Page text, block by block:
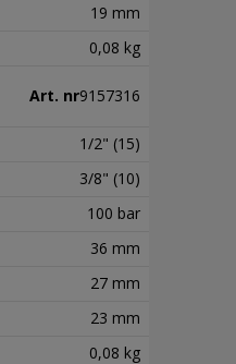
19 mm
0,08 kg
Art. nr9157316
1/2" (15)
3/8" (10)
100 bar
36 mm
27 mm
23 mm
0,08 kg